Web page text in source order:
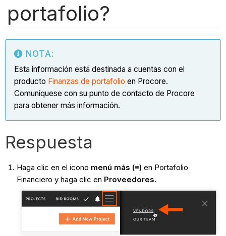
portafolio?
NOTA:
Esta información está destinada a cuentas con el
producto Finanzas de portafolio en Procore.
Comuníquese con su punto de contacto de Procore
para obtener más información.
Respuesta
Haga clic en el icono menú más (≡) en Portafolio
Financiero y haga clic en Proveedores.